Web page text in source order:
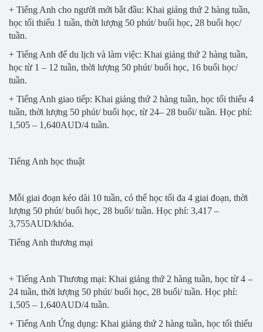
+ Tiếng Anh cho người mới bắt đầu: Khai giảng thứ 2 hàng tuần,
học tối thiểu 1 tuần, thời lượng 50 phút/ buổi học, 28 buổi học/
tuần.
+ Tiếng Anh để du lịch và làm việc: Khai giảng thứ 2 hàng tuần,
học từ 1 – 12 tuần, thời lượng 50 phút/ buổi học, 16 buổi học/
tuần.
+ Tiếng Anh giao tiếp: Khai giảng thứ 2 hàng tuần, học tối thiểu 4
tuần, thời lượng 50 phút/ buổi học, từ 24– 28 buổi/ tuần. Học phí:
1,505 – 1,640AUD/4 tuần.
Tiếng Anh học thuật
Mỗi giai đoạn kéo dài 10 tuần, có thể học tối đa 4 giai đoạn, thời
lượng 50 phút/ buổi học, 28 buổi/ tuần. Học phí: 3,417 –
3,755AUD/khóa.
Tiếng Anh thương mại
+ Tiếng Anh Thương mại: Khai giảng thứ 2 hàng tuần, học từ 4 –
24 tuần, thời lượng 50 phút/ buổi học, 28 buổi/ tuần. Học phí:
1,505 – 1,640AUD/4 tuần.
+ Tiếng Anh Ứng dụng: Khai giảng thứ 2 hàng tuần, học tối thiểu